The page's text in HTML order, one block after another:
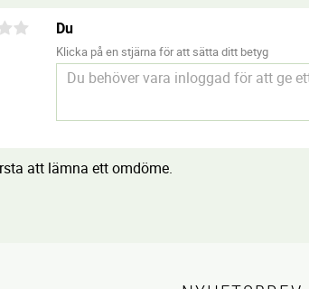
Du
Klicka på en stjärna för att sätta ditt betyg
att lämna ett omdöme.